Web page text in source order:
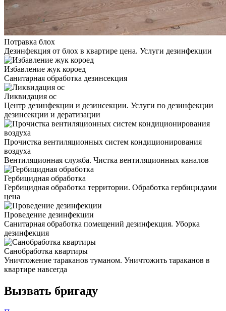
Потравка блох
Дезинфекция от блох в квартире цена. Услуги дезинфекции
Избавление жук короед
Санитарная обработка дезинсекция
Ликвидация ос
Центр дезинфекции и дезинсекции. Услуги по дезинфекции
дезинсекции и дератизации
Прочистка вентиляционных систем кондиционирования
воздуха
Вентиляционная служба. Чистка вентиляционных каналов
Гербицидная обработка
Гербицидная обработка территории. Обработка гербицидами
цена
Проведение дезинфекции
Санитарная обработка помещений дезинфекция. Уборка
дезинфекция
Санобработка квартиры
Уничтожение тараканов туманом. Уничтожить тараканов в
квартире навсегда
Вызвать бригаду